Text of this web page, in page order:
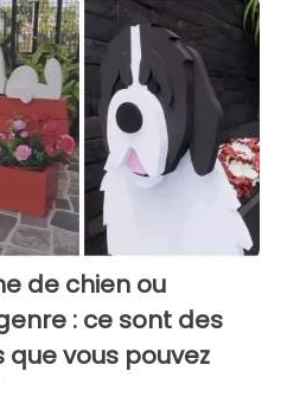
de chien ou
: ce sont des
vous pouvez